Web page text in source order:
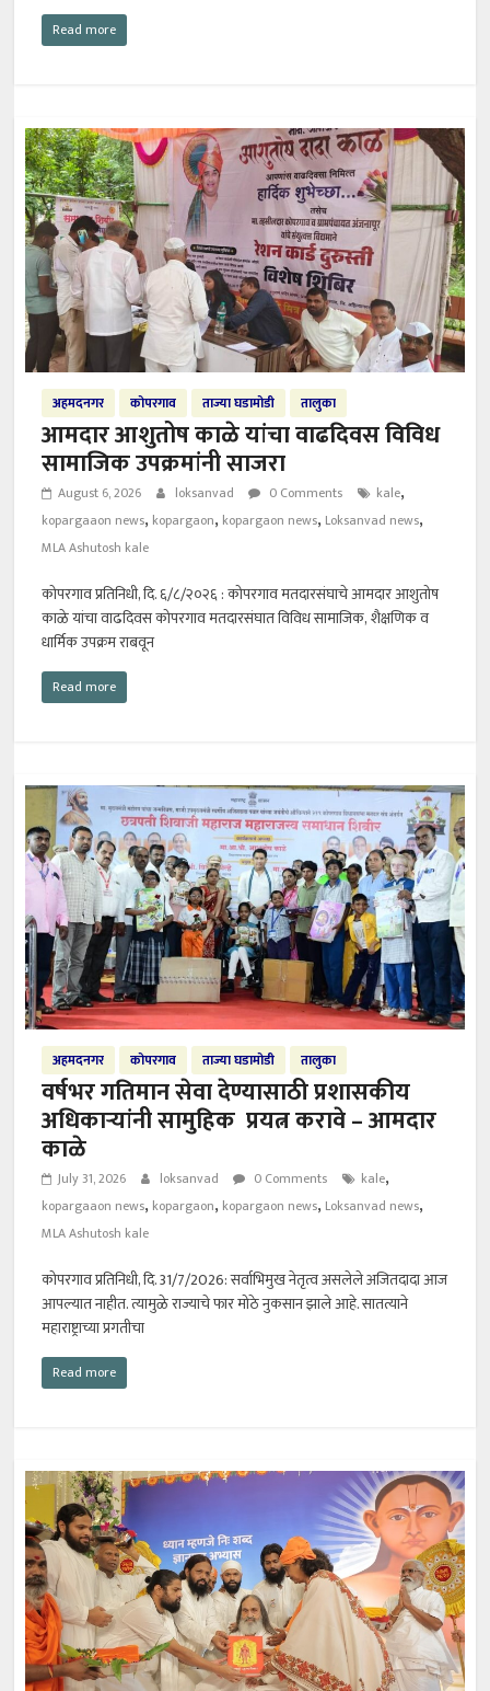
Read more
अहमदनगर कोपरगाव ताज्या घडामोडी तालुका
आमदार आशुतोष काळे यांचा वाढदिवस विविध
सामाजिक उपक्रमांनी साजरा
August 6, 2026 loksanvad 0 Comments kale,
kopargaaon news, kopargaon, kopargaon news, Loksanvad news,
MLA Ashutosh kale
कोपरगाव प्रतिनिधी, दि. ६/८/२०२६ : कोपरगाव मतदारसंघाचे आमदार आशुतोष
काळे यांचा वाढदिवस कोपरगाव मतदारसंघात विविध सामाजिक, शैक्षणिक व
धार्मिक उपक्रम राबवून
Read more
अहमदनगर कोपरगाव ताज्या घडामोडी तालुका
वर्षभर गतिमान सेवा देण्यासाठी प्रशासकीय
अधिकाऱ्यांनी सामुहिक प्रयत्न करावे – आमदार
काळे
July 31, 2026 loksanvad 0 Comments kale,
kopargaaon news, kopargaon, kopargaon news, Loksanvad news,
MLA Ashutosh kale
कोपरगाव प्रतिनिधी, दि. 31/7/2026: सर्वाभिमुख नेतृत्व असलेले अजितदादा आज
आपल्यात नाहीत. त्यामुळे राज्याचे फार मोठे नुकसान झाले आहे. सातत्याने
महाराष्ट्राच्या प्रगतीचा
Read more